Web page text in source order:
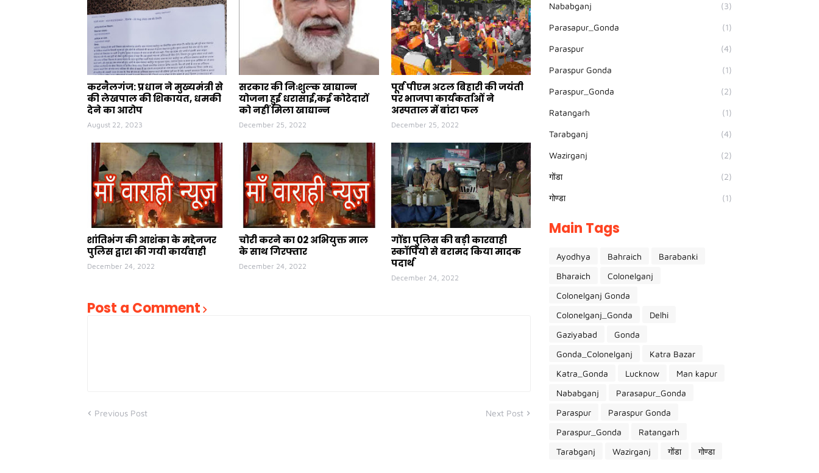
करनैलगंज: प्रधान ने मुख्यमंत्री से
की लेखपाल की शिकायत, धमकी
देने का आरोप
August 22, 2023
सरकार की निःशुल्क खाद्यान्न
योजना हुई धरासाई,कई कोटेदारों
को नहीं मिला खाद्यान्न
December 25, 2022
पूर्व पीएम अटल बिहारी की जयंती
पर भाजपा कार्यकर्ताओं ने
अस्पताल में बांटा फल
December 25, 2022
शांतिभंग की आशंका के मद्देनजर
पुलिस द्वारा की गयी कार्यवाही
December 24, 2022
चोरी करने का 02 अभियुक्त माल
के साथ गिरफ्तार
December 24, 2022
गोंडा पुलिस की बड़ी कारवाही
स्कॉर्पियो से बरामद किया मादक
पदार्थ
December 24, 2022
Post a Comment
Previous Post Next Post
Nababganj (3)
Parasapur_Gonda (1)
Paraspur (4)
Paraspur Gonda (1)
Paraspur_Gonda (2)
Ratangarh (1)
Tarabganj (4)
Wazirganj (2)
गोंडा (2)
गोण्डा (1)
Main Tags
Ayodhya Bahraich
Barabanki
Bharaich
Colonelganj
Colonelganj Gonda
Colonelganj_Gonda
Delhi
Gaziyabad
Gonda
Gonda_Colonelganj
Katra Bazar
Katra_Gonda
Lucknow
Man kapur
Nababganj
Parasapur_Gonda
Paraspur
Paraspur Gonda
Paraspur_Gonda
Ratangarh
Tarabganj
Wazirganj गोंडा गोण्डा